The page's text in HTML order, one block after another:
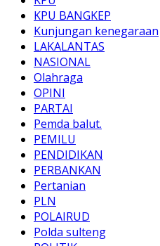
KPU BANGKEP
Kunjungan kenegaraan
LAKALANTAS
NASIONAL
Olahraga
OPINI
PARTAI
Pemda balut.
PEMILU
PENDIDIKAN
PERBANKAN
Pertanian
PLN
POLAIRUD
Polda sulteng